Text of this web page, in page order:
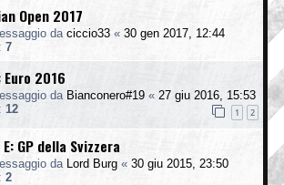
Open 2017
da ciccio33 « 30 gen 2017, 12:44
7
Euro 2016
da Bianconero#19 « 27 giu 2016, 15:53
12 1 2
GP della Svizzera
da Lord Burg « 30 giu 2015, 23:50
2